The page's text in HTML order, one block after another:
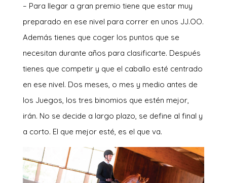
– Para llegar a gran premio tiene que estar muy
preparado en ese nivel para correr en unos JJ.OO.
Además tienes que coger los puntos que se
necesitan durante años para clasificarte. Después
tienes que competir y que el caballo esté centrado
en ese nivel. Dos meses, o mes y medio antes de
los Juegos, los tres binomios que estén mejor,
irán. No se decide a largo plazo, se define al final y
a corto. El que mejor esté, es el que va.